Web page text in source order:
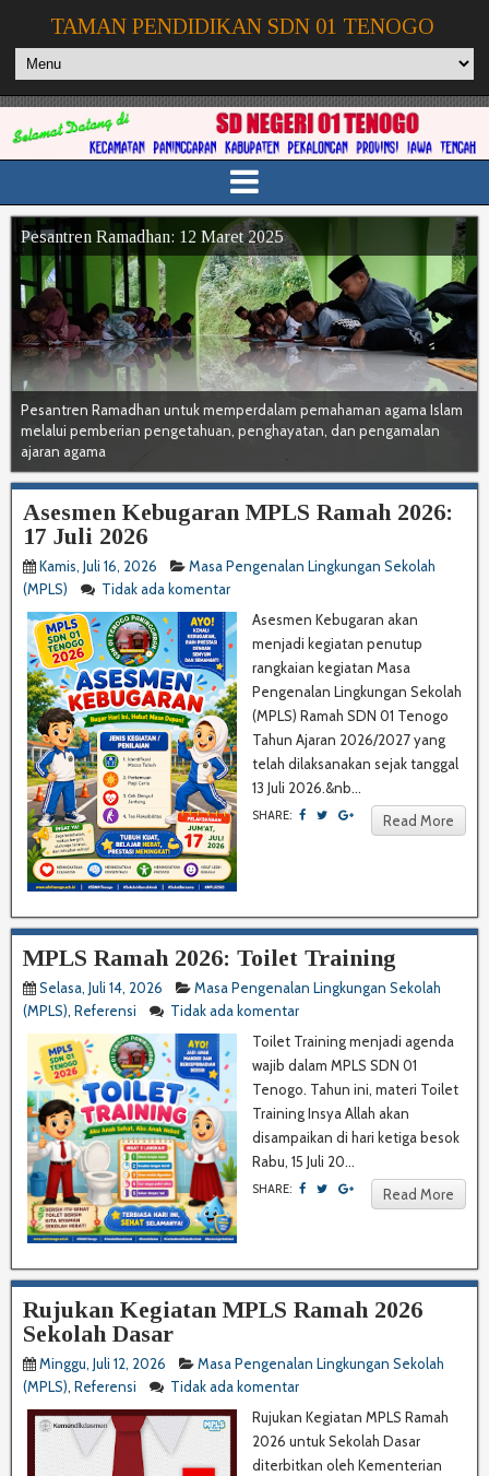
TAMAN PENDIDIKAN SDN 01 TENOGO
Pesantren Ramadhan: 12 Maret 2025
Pesantren Ramadhan untuk memperdalam pemahaman agama Islam
melalui pemberian pengetahuan, penghayatan, dan pengamalan
ajaran agama
KBM Asyik dan Menyenangkan
Proses belajar mengajar yang dirancang untuk membuat siswa merasa
nyaman, termotivasi, dan senang dalam mengikuti pembelajaran
Asesmen Kebugaran MPLS Ramah 2026:
17 Juli 2026
Kamis, Juli 16, 2026
Masa Pengenalan Lingkungan Sekolah
(MPLS)
Tidak ada komentar
Asesmen Kebugaran akan
menjadi kegiatan penutup
rangkaian kegiatan Masa
Pengenalan Lingkungan Sekolah
(MPLS) Ramah SDN 01 Tenogo
Tahun Ajaran 2026/2027 yang
telah dilaksanakan sejak tanggal
13 Juli 2026.&nb...
SHARE: Read More
MPLS Ramah 2026: Toilet Training
Selasa, Juli 14, 2026
Masa Pengenalan Lingkungan Sekolah
(MPLS), Referensi
Tidak ada komentar
Toilet Training menjadi agenda
wajib dalam MPLS SDN 01
Tenogo. Tahun ini, materi Toilet
Training Insya Allah akan
disampaikan di hari ketiga besok
Rabu, 15 Juli 20...
SHARE: Read More
Rujukan Kegiatan MPLS Ramah 2026
Sekolah Dasar
Minggu, Juli 12, 2026
Masa Pengenalan Lingkungan Sekolah
(MPLS), Referensi
Tidak ada komentar
Rujukan Kegiatan MPLS Ramah
2026 untuk Sekolah Dasar
diterbitkan oleh Kementerian